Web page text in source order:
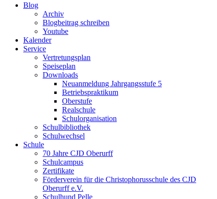
Blog
Archiv
Blogbeitrag schreiben
Youtube
Kalender
Service
Vertretungsplan
Speiseplan
Downloads
Neuanmeldung Jahrgangsstufe 5
Betriebspraktikum
Oberstufe
Realschule
Schulorganisation
Schulbibliothek
Schulwechsel
Schule
70 Jahre CJD Oberurff
Schulcampus
Zertifikate
Förderverein für die Christophorusschule des CJD
Oberurff e.V.
Schulhund Pelle